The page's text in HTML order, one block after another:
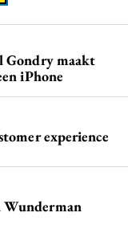
Gondry maakt
iPhone
experience
Wunderman